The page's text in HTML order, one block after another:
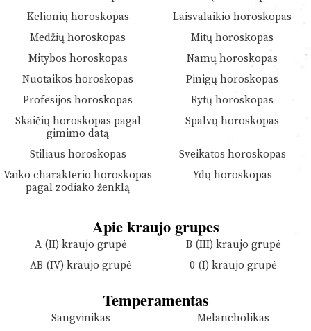
Kelionių horoskopas
Laisvalaikio horoskopas
Medžių horoskopas
Mitų horoskopas
Mitybos horoskopas
Namų horoskopas
Nuotaikos horoskopas
Pinigų horoskopas
Profesijos horoskopas
Rytų horoskopas
Skaičių horoskopas pagal
gimimo datą
Spalvų horoskopas
Stiliaus horoskopas
Sveikatos horoskopas
Vaiko charakterio horoskopas
pagal zodiako ženklą
Ydų horoskopas
Apie kraujo grupes
A (II) kraujo grupė
B (III) kraujo grupė
AB (IV) kraujo grupė
0 (I) kraujo grupė
Temperamentas
Sangvinikas
Melancholikas